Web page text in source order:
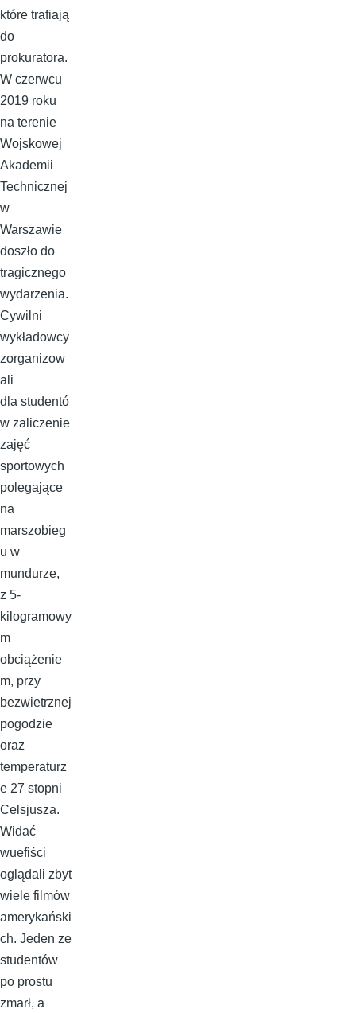
które trafiają
do
prokuratora.
W czerwcu
2019 roku
na terenie
Wojskowej
Akademii
Technicznej
w
Warszawie
doszło do
tragicznego
wydarzenia.
Cywilni
wykładowcy
zorganizow
ali
dla studentó
w zaliczenie
zajęć
sportowych
polegające
na
marszobieg
u w
mundurze,
z 5-
kilogramowy
m
obciążenie
m, przy
bezwietrznej
pogodzie
oraz
temperaturz
e 27 stopni
Celsjusza.
Widać
wuefiści
oglądali zbyt
wiele filmów
amerykański
ch. Jeden ze
studentów
po prostu
zmarł, a